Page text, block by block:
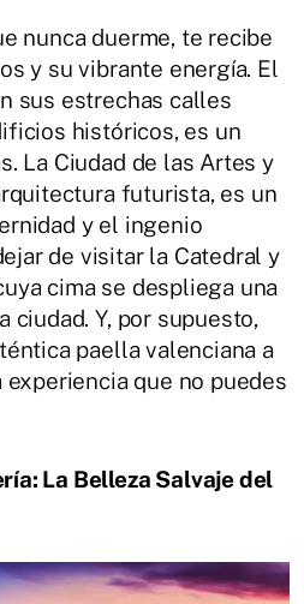
nunca duerme, te recibe
y su vibrante energía. El
sus estrechas calles
históricos, es un
La Ciudad de las Artes y
futurista, es un
y el ingenio
de visitar la Catedral y
cima se despliega una
ciudad. Y, por supuesto,
paella valenciana a
que no puedes
La Belleza Salvaje del